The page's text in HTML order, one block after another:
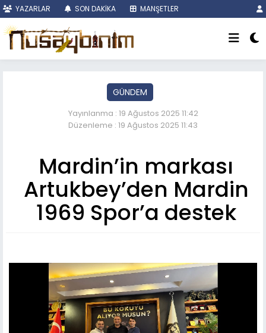
YAZARLAR SON DAKİKA MANŞETLER
GÜNDEM
Yayınlanma : 19 Ağustos 2025 11:42
Düzenleme : 19 Ağustos 2025 11:43
Mardin’in markası
Artukbey’den Mardin
1969 Spor’a destek